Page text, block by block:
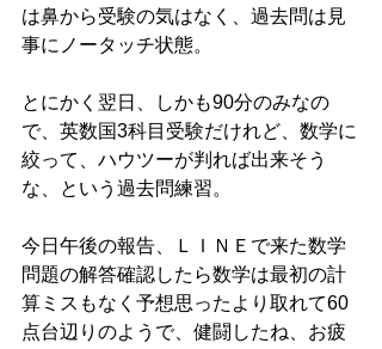
は鼻から受験の気はなく、過去問は見
事にノータッチ状態。
とにかく翌日、しかも90分のみなの
で、英数国3科目受験だけれど、数学に
絞って、ハウツーが判れば出来そう
な、という過去問練習。
今日午後の報告、ＬＩＮＥで来た数学
問題の解答確認したら数学は最初の計
算ミスもなく予想思ったより取れて60
点台辺りのようで、健闘したね、お疲